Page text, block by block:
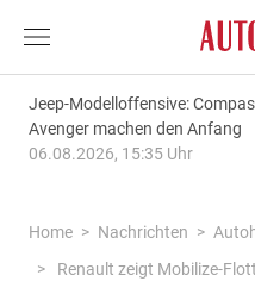
Jeep-Modelloffensive:
Avenger machen den Anfang
06.08.2026, 15:35 Uhr
Home Nachrichten
Renault zeigt Mobilize-